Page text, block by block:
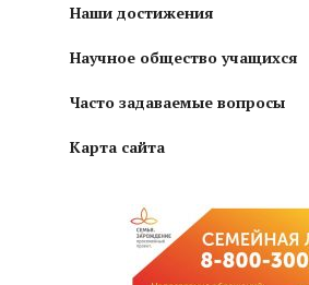
Наши достижения
Научное общество учащихся
Часто задаваемые вопросы
Карта сайта